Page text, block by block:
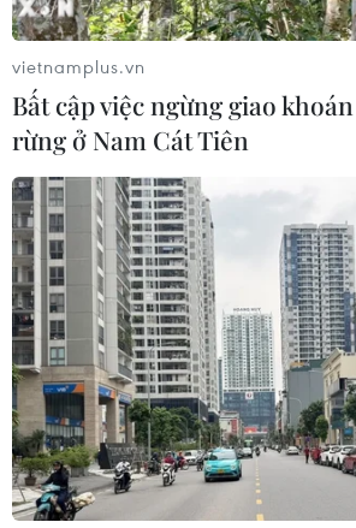
vietnamplus.vn
Bất cập việc ngừng giao
rừng ở Nam Cát Tiên